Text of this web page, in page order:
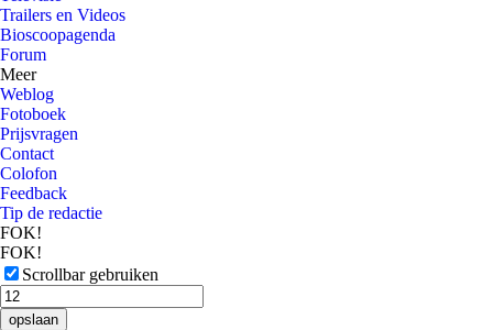
Trailers en Videos
Bioscoopagenda
Forum
Meer
Weblog
Fotoboek
Prijsvragen
Contact
Colofon
Feedback
Tip de redactie
FOK!
FOK!
Scrollbar gebruiken
opslaan